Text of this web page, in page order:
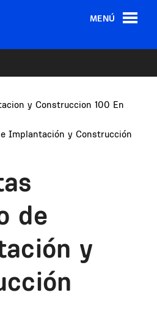
MENÚ
y Construccion 100 En
Implantación y Construcción
de
y